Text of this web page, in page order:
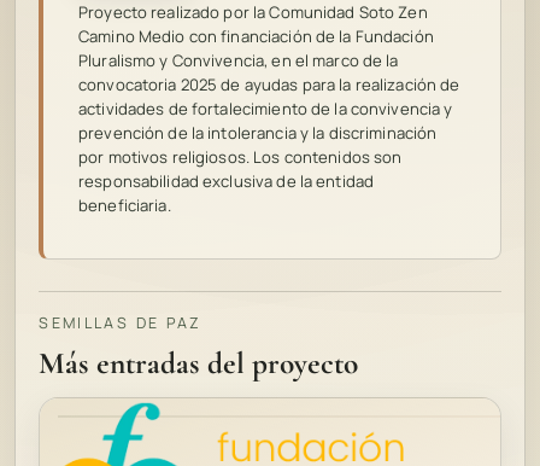
Proyecto realizado por la Comunidad Soto Zen
Camino Medio con financiación de la Fundación
Pluralismo y Convivencia, en el marco de la
convocatoria 2025 de ayudas para la realización de
actividades de fortalecimiento de la convivencia y
prevención de la intolerancia y la discriminación
por motivos religiosos. Los contenidos son
responsabilidad exclusiva de la entidad
beneficiaria.
SEMILLAS DE PAZ
Más entradas del proyecto